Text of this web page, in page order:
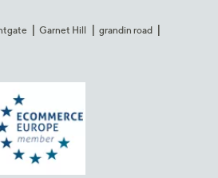
Garnet Hill
grandin road